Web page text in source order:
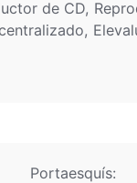
de CD,
Portaesquís: